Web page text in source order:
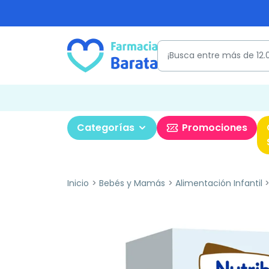
Categorías Promociones
Inicio Bebés y Mamás Alimentación Infantil